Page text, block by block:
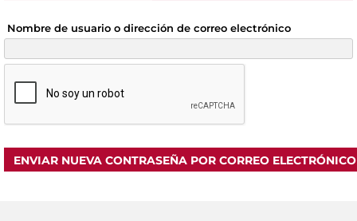
Nombre de usuario o dirección de correo electrónico